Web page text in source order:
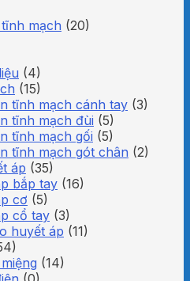
mạch (20)
(4)
(15)
tĩnh mạch cánh tay (3)
tĩnh mạch đùi (5)
tĩnh mạch gối (5)
tĩnh mạch gót chân (2)
áp (35)
bắp tay (16)
cơ (5)
cổ tay (3)
huyết áp (11)
(14)